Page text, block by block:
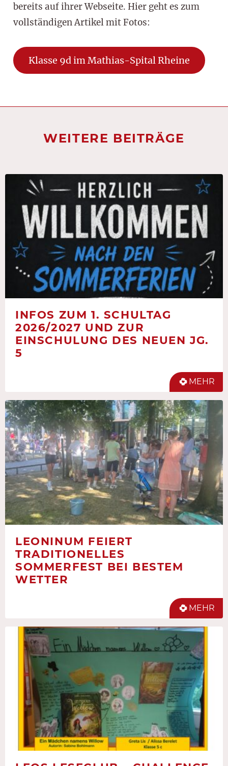
bereits auf ihrer Webseite. Hier geht es zum
vollständigen Artikel mit Fotos:
Klasse 9d im Mathias-Spital Rheine
WEITERE BEITRÄGE
INFOS ZUM 1. SCHULTAG
2026/2027 UND ZUR
EINSCHULUNG DES NEUEN JG.
5
MEHR
LEONINUM FEIERT
TRADITIONELLES
SOMMERFEST BEI BESTEM
WETTER
MEHR